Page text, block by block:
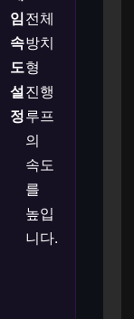
임
속
도
설
정
전체
방치
형
진행
루프
의
속도
를
높입
니다.